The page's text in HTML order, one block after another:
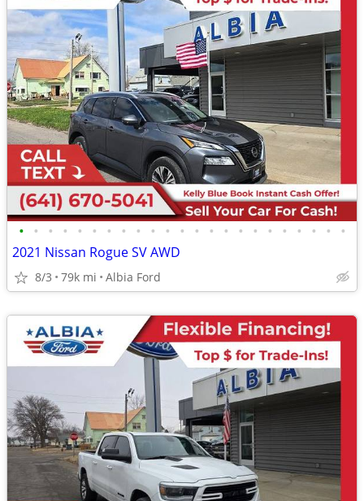
• • • • • • • • • • • • • • • • • • • • • • •
2021 Nissan Rogue SV AWD
8/3 79k mi Albia Ford